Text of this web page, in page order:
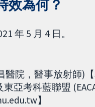
效為何？
年 5 月 4 日。
醫院，醫事放射師)
亞考科藍聯盟
】